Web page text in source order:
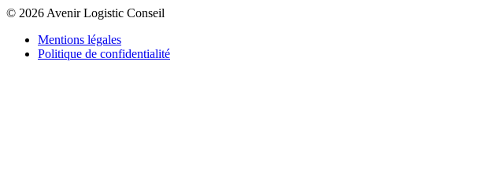
© 2026 Avenir Logistic Conseil
Mentions légales
Politique de confidentialité